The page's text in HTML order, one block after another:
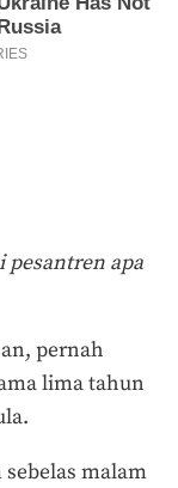
pesantren apa
pernah
lima tahun
malam